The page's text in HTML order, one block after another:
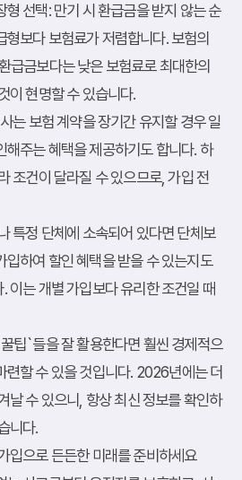
형 선택: 만기 시 환급금을 받지 않는 순
보다 보험료가 저렴합니다. 보험의
급금보다는 낮은 보험료로 최대한의
이 현명할 수 있습니다.
는 보험 계약을 장기간 유지할 경우 일
해주는 혜택을 제공하기도 합니다. 하
조건이 달라질 수 있으므로, 가입 전
특정 단체에 소속되어 있다면 단체보
입하여 할인 혜택을 받을 수 있는지도
이는 개별 가입보다 유리한 조건일 때
팁`들을 잘 활용한다면 훨씬 경제적으
련할 수 있을 것입니다. 2026년에는 더
날 수 있으니, 항상 최신 정보를 확인하
니다.
입으로 든든한 미래를 준비하세요